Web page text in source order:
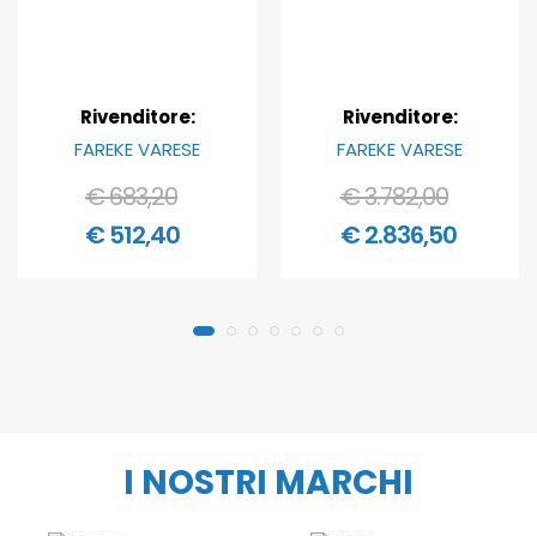
Rivenditore:
FAREKE VARESE
€ 683,20
€ 512,40
Rivenditore:
FAREKE VARESE
€ 3.782,00
€ 2.836,50
I NOSTRI MARCHI